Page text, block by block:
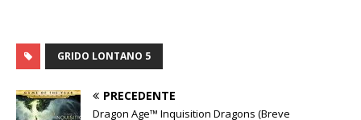
GRIDO LONTANO 5
PRECEDENTE
Dragon Age™ Inquisition Dragons (Breve